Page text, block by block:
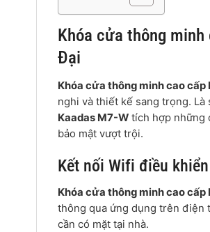
Khóa cửa thông minh
Đại
Khóa cửa thông minh cao cấp
nghi và thiết kế sang trọng.
Kaadas M7-W tích hợp những
bảo mật vượt trội.
Kết nối Wifi điều
Khóa cửa thông minh cao cấp
thông qua ứng dụng trên điện
cần có mặt tại nhà.